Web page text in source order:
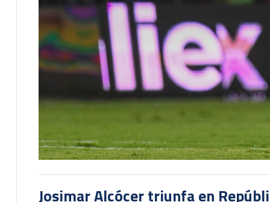
Josimar Alcócer triunfa en